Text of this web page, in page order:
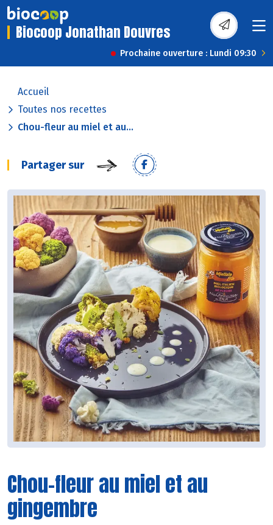
Biocoop Jonathan Douvres
Prochaine ouverture : Lundi 09:30
Accueil
Toutes nos recettes
Chou-fleur au miel et au...
Partager sur
Chou-fleur au miel et au
gingembre